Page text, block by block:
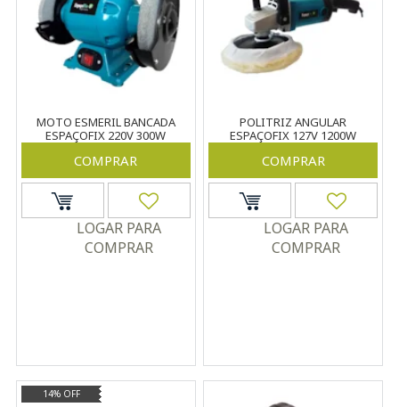
MOTO ESMERIL BANCADA
ESPAÇOFIX 220V 300W
COMPRAR
LOGAR PARA
COMPRAR
POLITRIZ ANGULAR
ESPAÇOFIX 127V 1200W
COMPRAR
LOGAR PARA
COMPRAR
14% OFF